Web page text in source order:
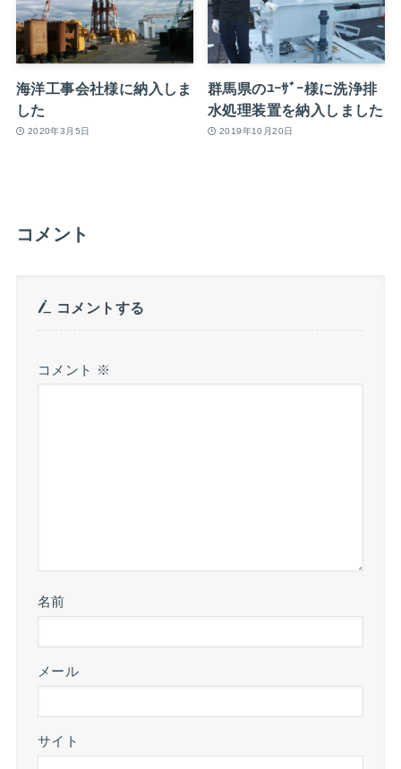
海洋工事会社様に納入しま
した
2020年3月5日
群馬県のﾕｰｻﾞｰ様に洗浄排
水処理装置を納入しました
2019年10月20日
コメント
コメントする
コメント ※
名前
メール
サイト